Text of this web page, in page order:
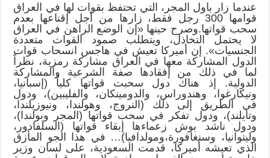
عندما زار باول المجر، التي تحتفظ بقوات لها في العراق
قوامها 300 رجل فقط، زارها من أجل إقناعها بعدم
سحب قواتها.وصرح حينها «إن الوضع الراهن في العراق
لا يحتمل التخاذل، ويتطلب صمود القوات متعددة
الجنسيات». إن أميركا تعيش في هاجس انسحاب قوات
الدول المشاركة معها في العراق مشاركة رمزية، نظراً
لما في ذلك من إفقادها صفة الشرعية والمشاركة
الدولية. إذ هناك دول سحبت قواتها كلياً (إسبانيا،
ونيكارغوا، وهندوراس، والدومينكان، والفليبين)، ودول
في الطريق إلى ذلك (النروج، وهولندا، ونيوزيلندا،
وتايلند)، ودول تفكر في سحب قواتها (المجر وبولندا)،
ودول ناشد بوش زعماءها إبقاء قواتها (السلفادور،
وليتوانيا، وسنغافورة،ومولدافيا)… في هذا الجو المأزق
الذي تعيشه أميركا، قدمت السعودية، على لسان وزير